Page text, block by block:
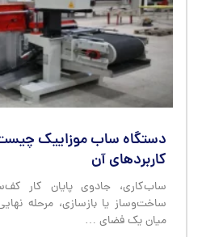
دستگاه ساب موزاییک
کاربردهای آن
ساب‌کاری، جادوی پایان کار
ساخت‌وساز یا بازسازی، مرحله
میان یک فضای …